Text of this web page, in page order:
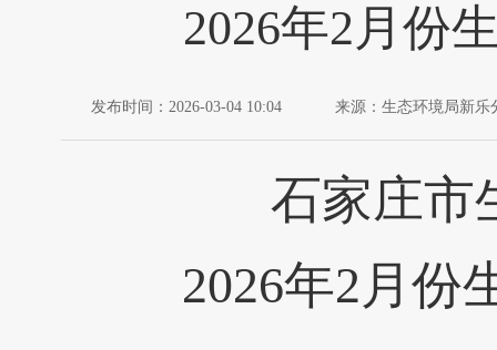
2026年2月份
发布时间：2026-03-04 10:04 来源：生态环境局新乐
石家庄市
2026年2月份